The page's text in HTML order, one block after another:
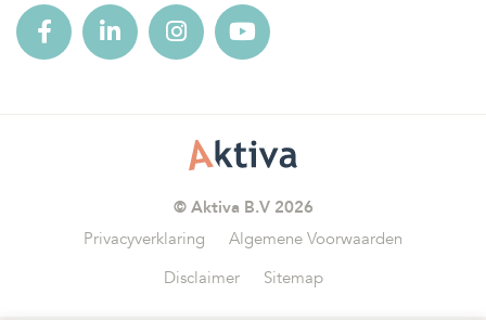
© Aktiva B.V 2026
Privacyverklaring
Algemene Voorwaarden
Disclaimer
Sitemap